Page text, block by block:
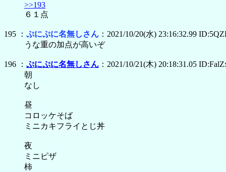
>>193
６１点
195 ： ぷにぷに名無しさん ：2021/10/20(水) 23:16:32.99
うな重の加点が高いぞ
196 ： ぷにぷに名無しさん ：2021/10/21(木) 20:18:31.05
朝
なし
昼
コロッケそば
ミニカキフライとじ丼
夜
ミニピザ
柿